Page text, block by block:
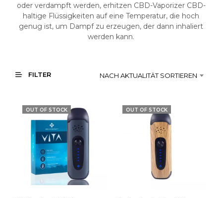
oder verdampft werden, erhitzen CBD-Vaporizer CBD-
haltige Flüssigkeiten auf eine Temperatur, die hoch
genug ist, um Dampf zu erzeugen, der dann inhaliert
werden kann.
FILTER NACH AKTUALITÄT SORTIEREN
OUT OF STOCK OUT OF STOCK